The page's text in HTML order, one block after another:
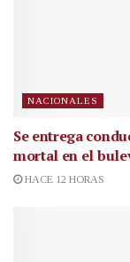
NACIONALES
Se entrega
mortal en el
HACE 12 HORAS